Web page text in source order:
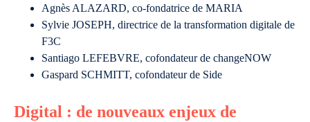
Agnès ALAZARD, co-fondatrice de MARIA
Sylvie JOSEPH, directrice de la transformation digitale de
F3C
Santiago LEFEBVRE, cofondateur de changeNOW
Gaspard SCHMITT, cofondateur de Side
Digital : de nouveaux enjeux de